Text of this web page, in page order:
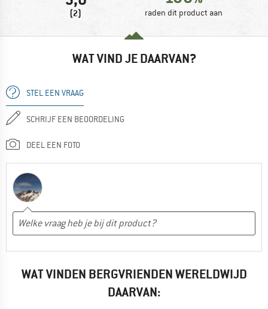
(2) raden dit product aan
WAT VIND JE DAARVAN?
STEL EEN VRAAG
SCHRIJF EEN BEOORDELING
DEEL EEN FOTO
WAT VINDEN BERGVRIENDEN WERELDWIJD
DAARVAN: